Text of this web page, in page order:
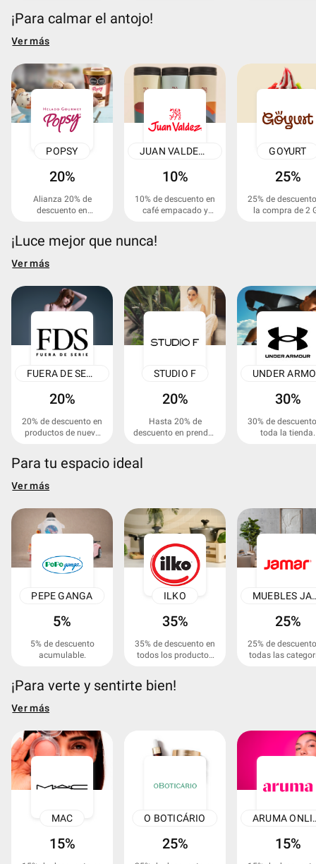
¡Para calmar el antojo!
Ver más
POPSY
20%
Alianza 20% de
descuento en
$25.000 COP.
JUAN VALDEZ ONLINE
10%
10% de descuento en
café empacado y
GOYURT
25%
25% de
la compra de 2
¡Luce mejor que nunca!
Ver más
FUERA DE SERIE
20%
20% de descuento en
productos de nueva
STUDIO F
20%
Hasta 20% de
descuento en prendas
30%
30% de
toda la tienda.
Para tu espacio ideal
Ver más
PEPE GANGA
5%
5% de descuento
acumulable.
ILKO
35%
35% de descuento en
todos los productos
25%
25% de
todas las
¡Para verte y sentirte bien!
Ver más
MAC
15%
O BOTICÁRIO
25% 15%